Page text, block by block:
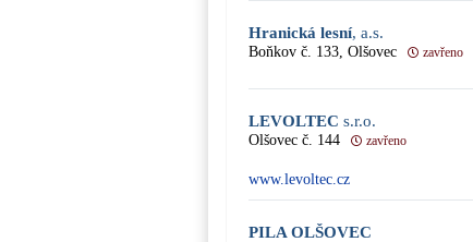
Hranická lesní, a.s.
Boňkov č. 133, Olšovec zavřeno
LEVOLTEC s.r.o.
Olšovec č. 144 zavřeno
www.levoltec.cz
PILA OLŠOVEC